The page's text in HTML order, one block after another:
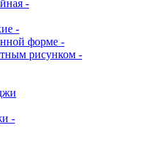
-
-
форме -
рисунком -
-